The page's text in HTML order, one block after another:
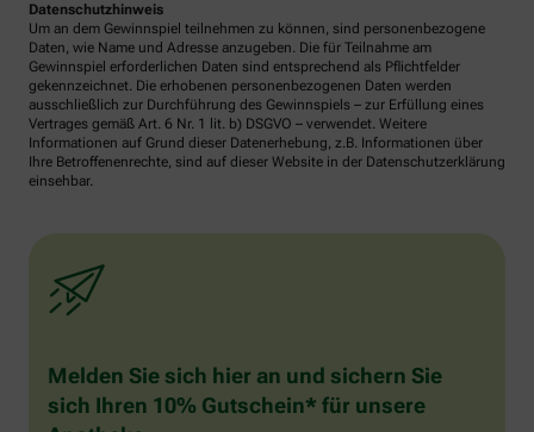
Datenschutzhinweis
Um an dem Gewinnspiel teilnehmen zu können, sind personenbezogene
Daten, wie Name und Adresse anzugeben. Die für Teilnahme am
Gewinnspiel erforderlichen Daten sind entsprechend als Pflichtfelder
gekennzeichnet. Die erhobenen personenbezogenen Daten werden
ausschließlich zur Durchführung des Gewinnspiels – zur Erfüllung eines
Vertrages gemäß Art. 6 Nr. 1 lit. b) DSGVO – verwendet. Weitere
Informationen auf Grund dieser Datenerhebung, z.B. Informationen über
Ihre Betroffenenrechte, sind auf dieser Website in der Datenschutzerklärung
einsehbar.
Melden Sie sich hier an und sichern Sie
sich Ihren 10% Gutschein* für unsere